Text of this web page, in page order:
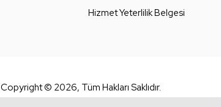
Hizmet Yeterlilik Belgesi
Copyright © 2026, Tüm Hakları Saklıdır.